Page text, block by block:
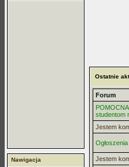
Nawigacja
Ostatnie
Forum
studentom
Jestem
Jestem